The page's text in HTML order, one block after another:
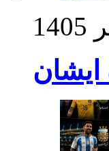
ایشان